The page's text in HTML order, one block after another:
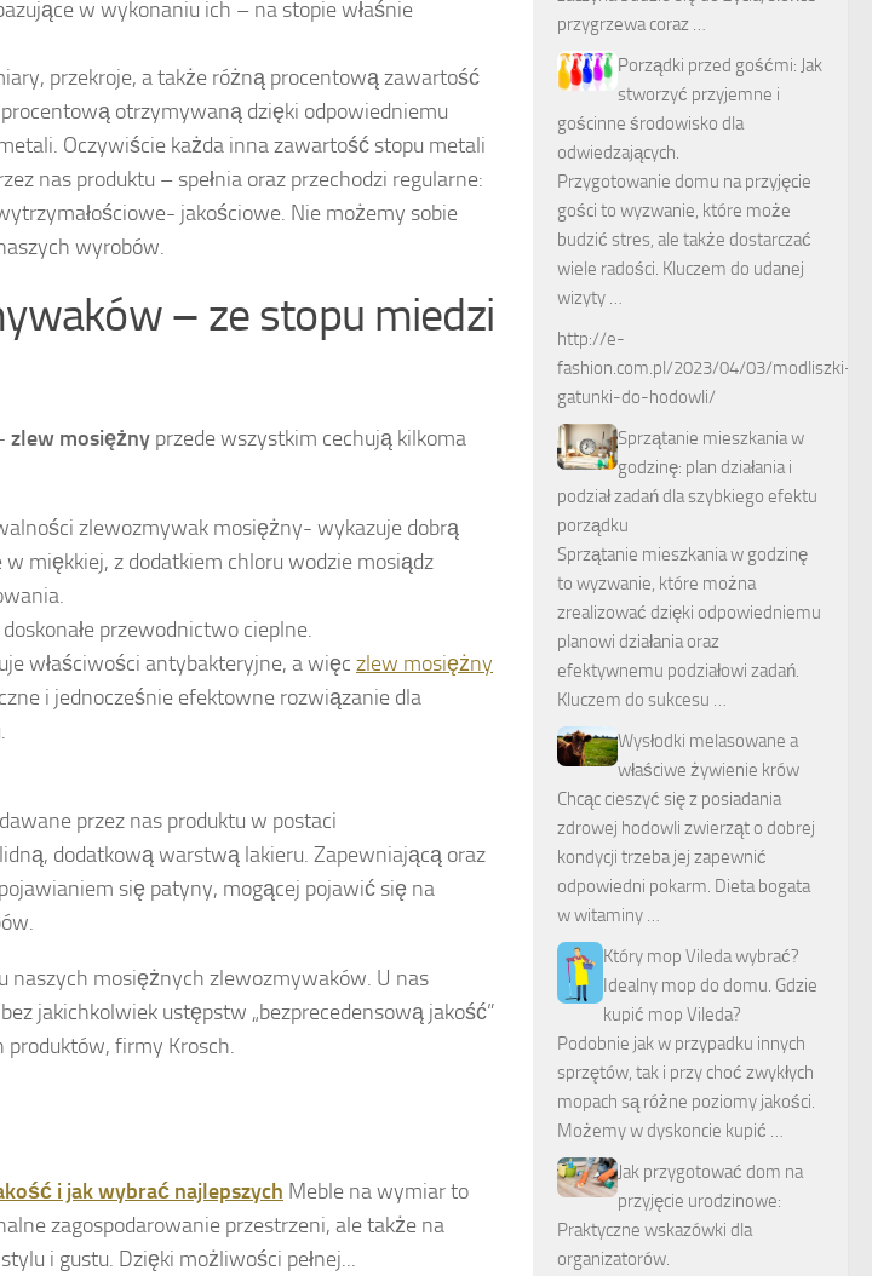
w wykonaniu ich – na stopie właśnie
przekroje, a także różną procentową zawartość
otrzymywaną dzięki odpowiedniemu
Oczywiście każda inna zawartość stopu metali
nas produktu – spełnia oraz przechodzi regularne:
jakościowe. Nie możemy sobie
wyrobów.
– ze stopu miedzi
zlew mosiężny przede wszystkim cechują kilkoma
zlewozmywak mosiężny- wykazuje dobrą
w miękkiej, z dodatkiem chloru wodzie mosiądz
przewodnictwo cieplne.
właściwości antybakteryjne, a więc zlew mosiężny
i jednocześnie efektowne rozwiązanie dla
przez nas produktu w postaci
dodatkową warstwą lakieru. Zapewniającą oraz
się patyny, mogącej pojawić się na
naszych mosiężnych zlewozmywaków. U nas
jakichkolwiek ustępstw „bezprecedensową jakość”
produktów, firmy Krosch.
i jak wybrać najlepszych Meble na wymiar to
zagospodarowanie przestrzeni, ale także na
i gustu. Dzięki możliwości pełnej...
przygrzewa coraz …
Porządki przed gośćmi: Jak
stworzyć przyjemne i
gościnne środowisko dla
odwiedzających.
Przygotowanie domu na przyjęcie
gości to wyzwanie, które może
budzić stres, ale także dostarczać
wiele radości. Kluczem do udanej
wizyty …
http://e-
fashion.com.pl/2023/04/03/modliszki-
gatunki-do-hodowli/
Sprzątanie mieszkania w
godzinę: plan działania i
podział zadań dla szybkiego efektu
porządku
Sprzątanie mieszkania w godzinę
to wyzwanie, które można
zrealizować dzięki odpowiedniemu
planowi działania oraz
efektywnemu podziałowi zadań.
Kluczem do sukcesu …
Wysłodki melasowane a
właściwe żywienie krów
Chcąc cieszyć się z posiadania
zdrowej hodowli zwierząt o dobrej
kondycji trzeba jej zapewnić
odpowiedni pokarm. Dieta bogata
w witaminy …
Który mop Vileda wybrać?
Idealny mop do domu. Gdzie
kupić mop Vileda?
Podobnie jak w przypadku innych
sprzętów, tak i przy choć zwykłych
mopach są różne poziomy jakości.
Możemy w dyskoncie kupić …
Jak przygotować dom na
przyjęcie urodzinowe:
Praktyczne wskazówki dla
organizatorów.